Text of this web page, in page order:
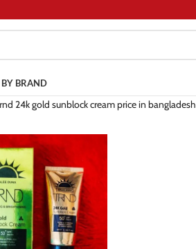
BY BRAND
24k gold sunblock cream price in bangladesh